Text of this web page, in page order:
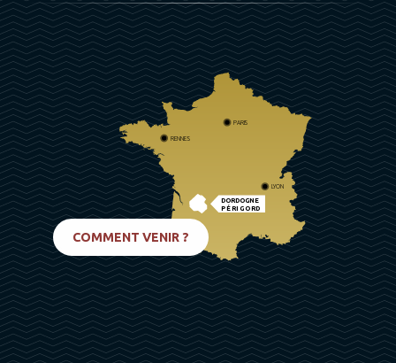
DORDOGNE
PÉRIGORD
PARIS
RENNES
LYON
COMMENT VENIR ?